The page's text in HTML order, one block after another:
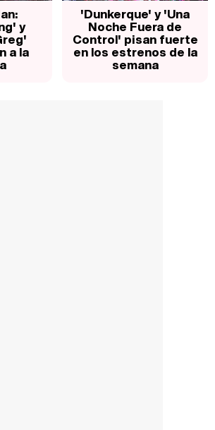
y
a la
'Dunkerque' y 'Una
Noche Fuera de
Control' pisan fuerte
en los estrenos de la
semana